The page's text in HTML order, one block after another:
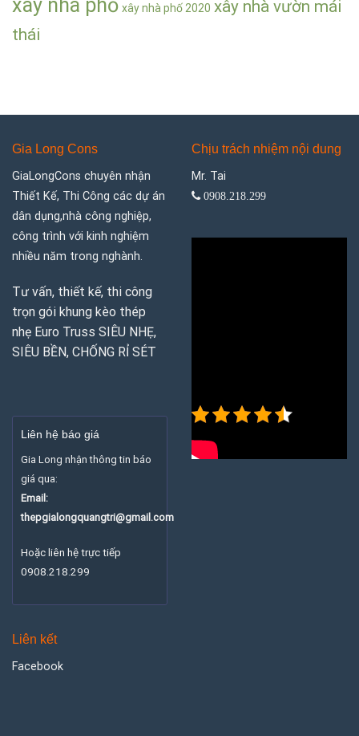
xây nhà phố xây nhà phố 2020 xây nhà vườn mái
thái
Gia Long Cons
GiaLongCons chuyên nhận
Thiết Kế, Thi Công các dự án
dân dụng,nhà công nghiệp,
công trình với kinh nghiệm
nhiều năm trong nghành.
Tư vấn, thiết kế, thi công
trọn gói khung kèo thép
nhẹ Euro Truss SIÊU NHẸ,
SIÊU BỀN, CHỐNG RỈ SÉT
Liên hệ báo giá
Gia Long nhận thông tin báo
giá qua:
Email:
thepgialongquangtri@gmail.com
Hoặc liên hệ trực tiếp
0908.218.299
Chịu trách nhiệm nội dung
Mr. Tai
0908.218.299
Liên kết
Facebook